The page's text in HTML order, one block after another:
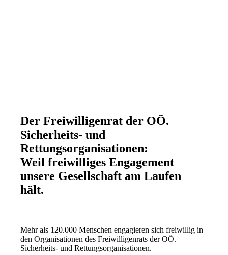
Der Freiwilligenrat der OÖ.
Sicherheits- und
Rettungsorganisationen:
Weil freiwilliges Engagement
unsere Gesellschaft am Laufen
hält.
Mehr als 120.000 Menschen engagieren sich freiwillig in
den Organisationen des Freiwilligenrats der OÖ.
Sicherheits- und Rettungsorganisationen.